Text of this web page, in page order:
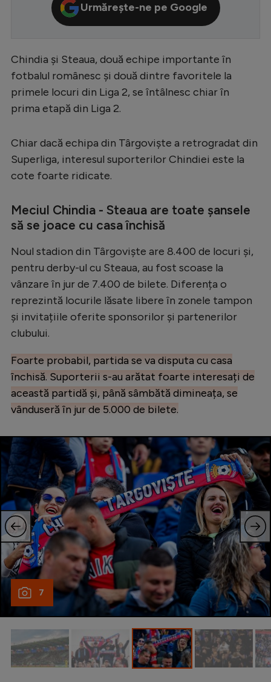
Serie A
Ligue 1
Campionate
Starurile fotbalului
Stranieri
Clasamente
Handbal
Natație
Formula 1
Rugby
Ciclism
Alte sporturi
JO 2024
JO 2026
Intră în cont
Creează cont
Urmărește-ne pe Google
Chindia și Steaua, două echipe importante în
fotbalul românesc și două dintre favoritele la
primele locuri din Liga 2, se întâlnesc chiar în
prima etapă din Liga 2.
Chiar dacă echipa din Târgoviște a retrogradat din
Superliga, interesul suporterilor Chindiei este la
cote foarte ridicate.
Meciul Chindia - Steaua are toate șansele
să se joace cu casa închisă
Noul stadion din Târgoviște are 8.400 de locuri și,
pentru derby-ul cu Steaua, au fost scoase la
vânzare în jur de 7.400 de bilete. Diferența o
reprezintă locurile lăsate libere în zonele tampon
și invitațiile oferite sponsorilor și partenerilor
clubului.
Foarte probabil, partida se va disputa cu casa
închisă. Suporterii s-au arătat foarte interesați de
această partidă și, până sâmbătă dimineața, se
vânduseră în jur de 5.000 de bilete.
7